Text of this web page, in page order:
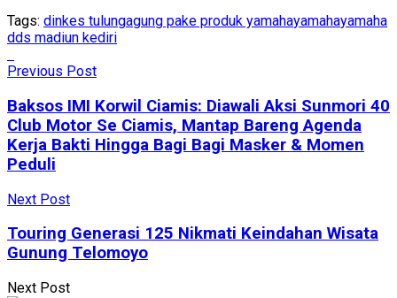
Tags: dinkes tulungagung pake produk yamahayamahayamaha
dds madiun kediri
Previous Post
Baksos IMI Korwil Ciamis: Diawali Aksi Sunmori 40
Club Motor Se Ciamis, Mantap Bareng Agenda
Kerja Bakti Hingga Bagi Bagi Masker & Momen
Peduli
Next Post
Touring Generasi 125 Nikmati Keindahan Wisata
Gunung Telomoyo
Next Post